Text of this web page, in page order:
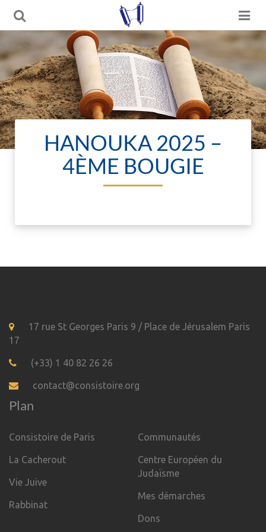
HANOUKA 2025 –
4ÈME BOUGIE
17 rue St Georges Paris 9 / Place de Jérusalem Paris
17
(+33) 1 40 82 26 26
contact@consistoire.org
Plan
Consistoire de Paris
La Cacherout
Vie Juive
Rabbinat
Communautés
Centre Européen du
Judaïsme
Mes démarches
Dons